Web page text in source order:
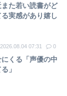
た若い読書がど
実感があり嬉し
2026.08.04 07:31 0
くる「声優の中
」